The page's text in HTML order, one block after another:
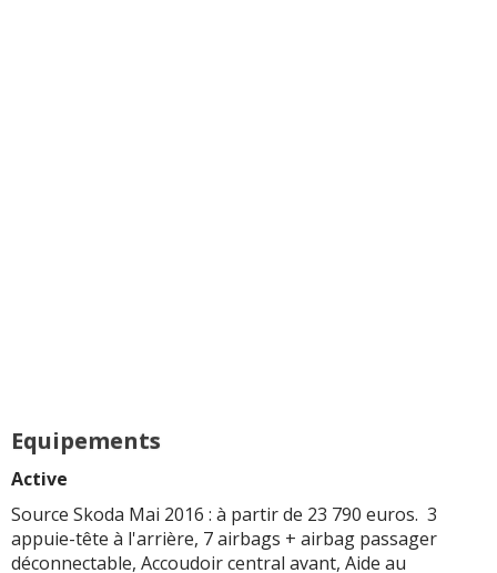
Equipements
Active
Source Skoda Mai 2016 : à partir de 23 790 euros. 3
appuie-tête à l'arrière, 7 airbags + airbag passager
déconnectable, Accoudoir central avant, Aide au